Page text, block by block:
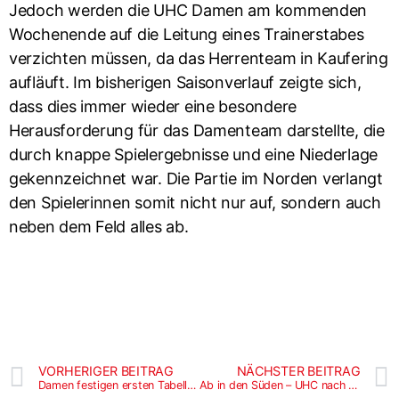
Jedoch werden die UHC Damen am kommenden
Wochenende auf die Leitung eines Trainerstabes
verzichten müssen, da das Herrenteam in Kaufering
aufläuft. Im bisherigen Saisonverlauf zeigte sich,
dass dies immer wieder eine besondere
Herausforderung für das Damenteam darstellte, die
durch knappe Spielergebnisse und eine Niederlage
gekennzeichnet war. Die Partie im Norden verlangt
den Spielerinnen somit nicht nur auf, sondern auch
neben dem Feld alles ab.
VORHERIGER BEITRAG
Damen festigen ersten Tabellenplatz
NÄCHSTER BEITRAG
Ab in den Süden – UHC nach Kaufering